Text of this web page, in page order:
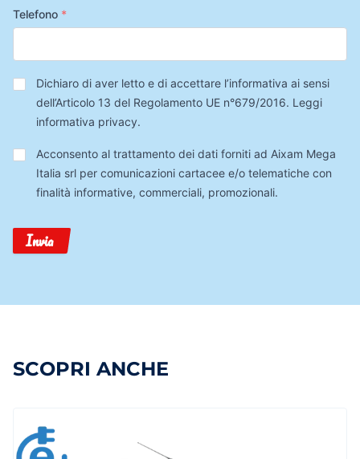
Telefono *
Privacy*
Dichiaro di aver letto e di accettare l’informativa ai sensi
dell’Articolo 13 del Regolamento UE n°679/2016. Leggi
informativa privacy.
Trattamento
Dati
Acconsento al trattamento dei dati forniti ad Aixam Mega
Italia srl per comunicazioni cartacee e/o telematiche con
finalità informative, commerciali, promozionali.
Invia
SCOPRI ANCHE